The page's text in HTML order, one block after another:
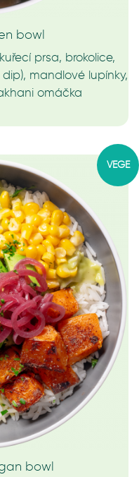
bowl
prsa, brokolice,
mandlové lupínky,
omáčka
VEGE
bowl